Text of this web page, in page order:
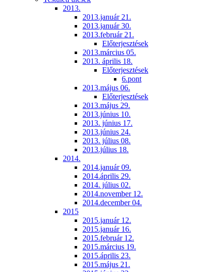
2013.
2013.január 21.
2013.január 30.
2013.február 21.
Előterjesztések
2013.március 05.
2013. április 18.
Előterjesztések
6.pont
2013.május 06.
Előterjesztések
2013.május 29.
2013.június 10.
2013. június 17.
2013.június 24.
2013. július 08.
2013.július 18.
2014.
2014.január 09.
2014.április 29.
2014. július 02.
2014.november 12.
2014.december 04.
2015
2015.január 12.
2015.január 16.
2015.február 12.
2015.március 19.
2015.április 23.
2015.május 21.